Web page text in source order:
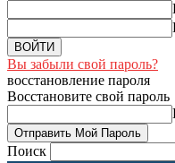
Вы забыли свой пароль?
восстановление пароля
Восстановите свой пароль
Поиск